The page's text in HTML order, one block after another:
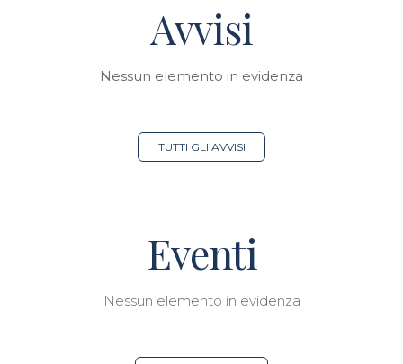
Avvisi
Nessun elemento in evidenza
TUTTI GLI AVVISI
Eventi
Nessun elemento in evidenza